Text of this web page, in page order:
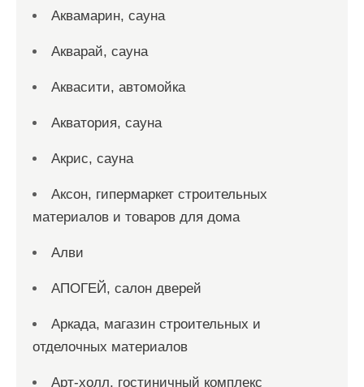
Аквамарин, сауна
Акварай, сауна
Аквасити, автомойка
Акватория, сауна
Акрис, сауна
Аксон, гипермаркет строительных
материалов и товаров для дома
Алви
АПОГЕЙ, салон дверей
Аркада, магазин строительных и
отделочных материалов
Арт-холл, гостиничный комплекс